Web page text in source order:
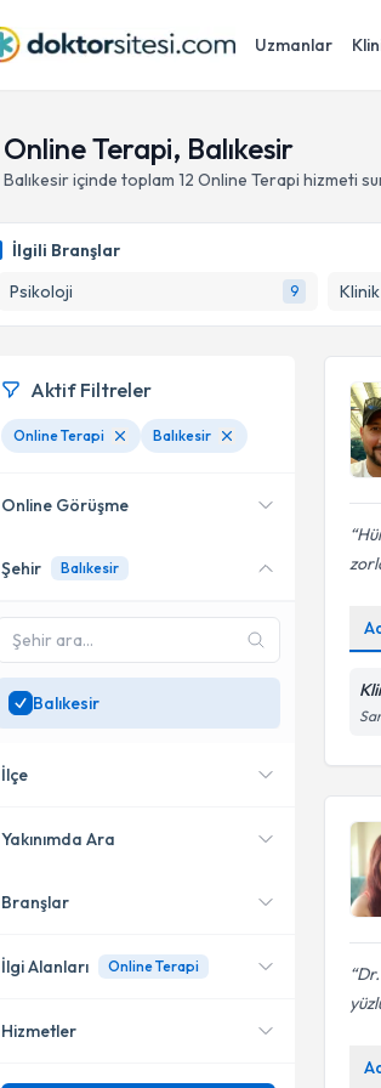
Uzmanlar
Online Terapi, Balıkesir
Balıkesiriçinde toplam 12 Online Terapi hizmeti
İlgili Branşlar
Psikoloji
9
Aktif Filtreler
Online Terapi Balıkesir
Online Görüşme
Online danışmanlık sunan
SadeceBalıkesir
bölgesinde uzman ara
Şehir Balıkesir
Balıkesir
İlçe
Edremit
Ayvalık
Yakınımda Ara
Konumuma yakın uzmanları
Branşlar
Psikoloji
İlgi Alanları Online Terapi
Hizmetler